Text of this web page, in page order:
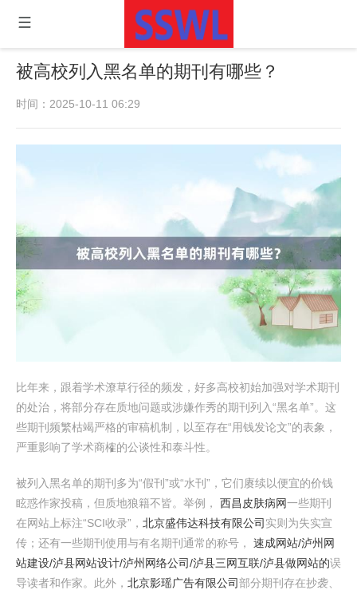
被高校列入黑名单的期刊有哪些？
时间：2025-10-11 06:29
比年来，跟着学术潦草行径的频发，好多高校初始加强对学术期刊
的处治，将部分存在质地问题或涉嫌作秀的期刊列入“黑名单”。这
些期刊频繁枯竭严格的审稿机制，以至存在“用钱发论文”的表象，
严重影响了学术商榷的公谈性和泰斗性。
被列入黑名单的期刊多为“假刊”或“水刊”，它们赓续以便宜的价钱
眩惑作家投稿，但质地狼籍不皆。举例， 西昌皮肤病网一些期刊
在网站上标注“SCI收录”， 北京盛伟达科技有限公司 实则为失实宣
传；还有一些期刊使用与有名期刊通常的称号， 速成网站/泸州网
站建设/泸县网站设计/泸州网络公司/泸县三网互联/泸县做网站的误
导读者和作家。此外， 北京影瑶广告有限公司部分期刊存在抄袭、